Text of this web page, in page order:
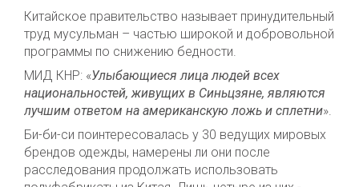
Китайское правительство называет принудительный
труд мусульман – частью широкой и добровольной
программы по снижению бедности.
МИД КНР: «Улыбающиеся лица людей всех
национальностей, живущих в Синьцзяне, являются
лучшим ответом на американскую ложь и сплетни».
Би-би-си поинтересовалась у 30 ведущих мировых
брендов одежды, намерены ли они после
расследования продолжать использовать